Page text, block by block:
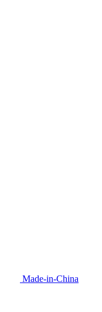
Made-in-China